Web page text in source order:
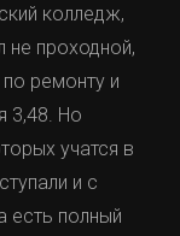
колледж,
не проходной,
ремонту и
3,48. Но
учатся в
и с
есть полный